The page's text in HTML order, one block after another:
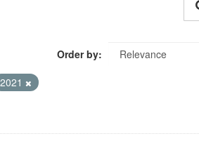
Order by
2021